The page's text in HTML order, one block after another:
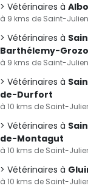
Vétérinaires à
à 9 kms de Saint-
Vétérinaires à
Barthélemy-
à 9 kms de Saint-
Vétérinaires à
de-Durfort
à 10 kms de Saint-
Vétérinaires à
de-Montagut
à 10 kms de Saint-
Vétérinaires à
à 10 kms de Saint-